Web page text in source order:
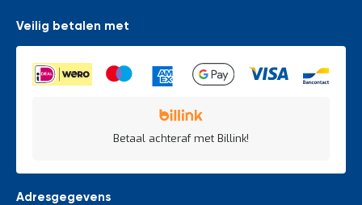
Veilig betalen met
Betaal achteraf met Billink!
Adresgegevens